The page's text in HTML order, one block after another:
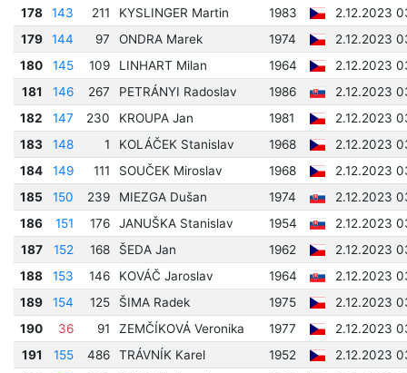
178 143 211 KYSLINGER Martin 1983
2.12.2023
179
144 97 ONDRA Marek 1974
2.12.2023
180
145 109 LINHART Milan 1964
2.12.2023
181
146 267 PETRÁNYI Radoslav 1986
2.12.2023
182
147 230 KROUPA Jan 1981
2.12.2023
183
148 1 KOLÁČEK Stanislav 1968
2.12.2023
184
149 111 SOUČEK Miroslav 1968
2.12.2023
185
150 239 MIEZGA Dušan 1974
2.12.2023
186
151 176 JANUŠKA Stanislav 1954
2.12.2023
187
152 168 ŠEDA Jan 1962
2.12.2023
188
153 146 KOVÁČ Jaroslav 1964
2.12.2023
189
154 125 ŠIMA Radek 1975
2.12.2023
190
36 91 ZEMČÍKOVÁ Veronika 1977
2.12.2023
191
155 486 TRÁVNÍK Karel 1952
2.12.2023